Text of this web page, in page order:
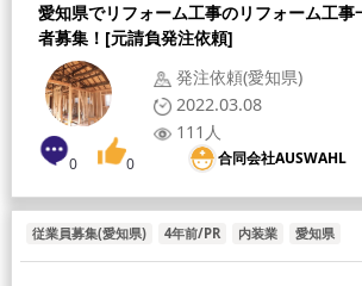
愛知県でリフォーム工事のリフォーム工事
者募集！[元請負発注依頼]
発注依頼(愛知県)
2022.03.08
111人
合同会社AUSWAHL
0 0
従業員募集(愛知県) 4年前/PR 内装業 愛知県